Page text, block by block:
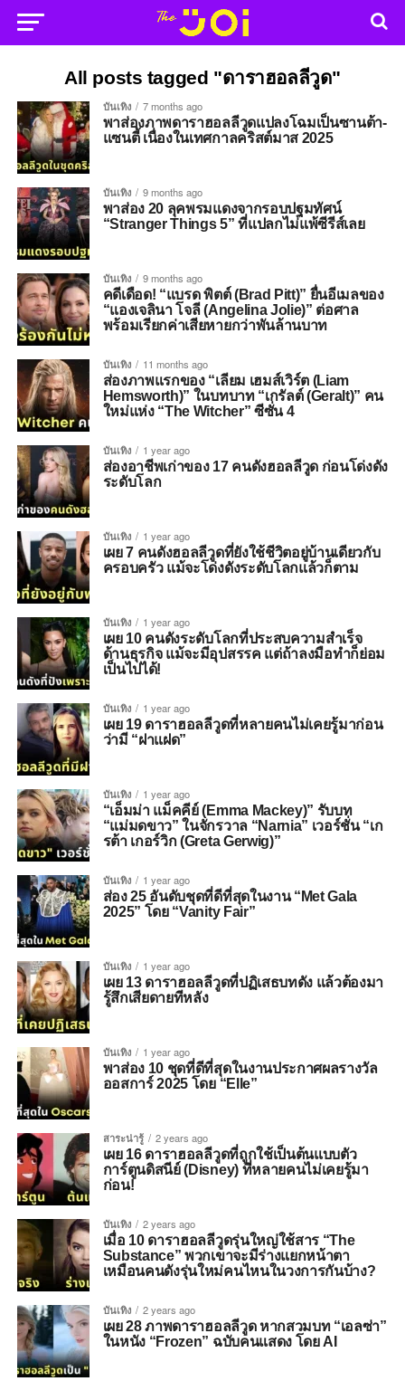
All posts tagged "ดาราฮอลลีวูด"
บันเทิง 7 months ago
พาส่องภาพดาราฮอลลีวูดแปลงโฉมเป็นซานต้า-
แซนตี้ เนื่องในเทศกาลคริสต์มาส 2025
บันเทิง 9 months ago
พาส่อง 20 ลุคพรมแดงจากรอบปฐมทัศน์
“Stranger Things 5” ที่แปลกไม่แพ้ซีรีส์เลย
บันเทิง 9 months ago
คดีเดือด! “แบรด พิตต์ (Brad Pitt)” ยื่นอีเมลของ
“แองเจลินา โจลี (Angelina Jolie)” ต่อศาล
พร้อมเรียกค่าเสียหายกว่าพันล้านบาท
บันเทิง 11 months ago
ส่องภาพแรกของ “เลียม เฮมส์เวิร์ต (Liam
Hemsworth)” ในบทบาท “เกรัลต์ (Geralt)” คน
ใหม่แห่ง “The Witcher” ซีซั่น 4
บันเทิง 1 year ago
ส่องอาชีพเก่าของ 17 คนดังฮอลลีวูด ก่อนโด่งดัง
ระดับโลก
บันเทิง 1 year ago
เผย 7 คนดังฮอลลีวูดที่ยังใช้ชีวิตอยู่บ้านเดียวกับ
ครอบครัว แม้จะโด่งดังระดับโลกแล้วก็ตาม
บันเทิง 1 year ago
เผย 10 คนดังระดับโลกที่ประสบความสำเร็จ
ด้านธุรกิจ แม้จะมีอุปสรรค แต่ถ้าลงมือทำก็ย่อม
เป็นไปได้!
บันเทิง 1 year ago
เผย 19 ดาราฮอลลีวูดที่หลายคนไม่เคยรู้มาก่อน
ว่ามี “ฝาแฝด”
บันเทิง 1 year ago
“เอ็มม่า แม็คคีย์ (Emma Mackey)” รับบท
“แม่มดขาว” ในจักรวาล “Narnia” เวอร์ชั่น “เก
รต้า เกอร์วิก (Greta Gerwig)”
บันเทิง 1 year ago
ส่อง 25 อันดับชุดที่ดีที่สุดในงาน “Met Gala
2025” โดย “Vanity Fair”
บันเทิง 1 year ago
เผย 13 ดาราฮอลลีวูดที่ปฏิเสธบทดัง แล้วต้องมา
รู้สึกเสียดายทีหลัง
บันเทิง 1 year ago
พาส่อง 10 ชุดที่ดีที่สุดในงานประกาศผลรางวัล
ออสการ์ 2025 โดย “Elle”
สาระน่ารู้ 2 years ago
เผย 16 ดาราฮอลลีวูดที่ถูกใช้เป็นต้นแบบตัว
การ์ตูนดิสนีย์ (Disney) ที่หลายคนไม่เคยรู้มา
ก่อน!
บันเทิง 2 years ago
เมื่อ 10 ดาราฮอลลีวูดรุ่นใหญ่ใช้สาร “The
Substance” พวกเขาจะมีร่างแยกหน้าตา
เหมือนคนดังรุ่นใหม่คนไหนในวงการกันบ้าง?
บันเทิง 2 years ago
เผย 28 ภาพดาราฮอลลีวูด หากสวมบท “เอลซ่า”
ในหนัง “Frozen” ฉบับคนแสดง โดย AI